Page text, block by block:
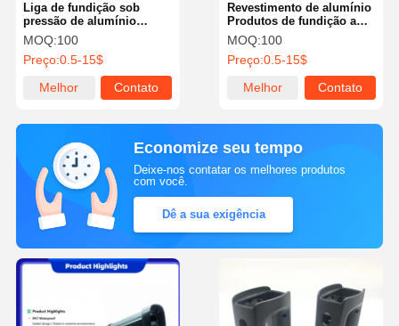
Liga de fundição sob
pressão de alumínio
ADC12 personalizada para
dissipador de calor LED,
fundição sob pressão,
MOQ:100
Preço:0.5-15$
Melhor
Contato
Revestimento de alumínio
Produtos de fundição a
moagem a pressão
Manutenção de fixação
Durável para aparelhos
MOQ:100
Preço:0.5-15$
Melhor
Contato
Economize seu tempo
Deixe-nos contatar os melhores produtos
com você.
Dê a sua exigência